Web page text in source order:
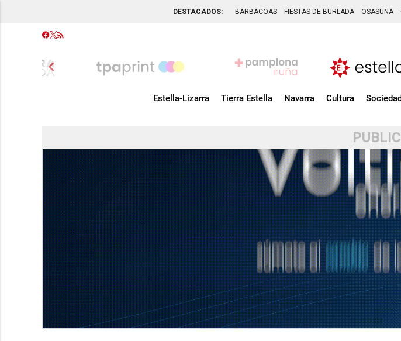
DESTACADOS: BARBACOAS FIESTAS DE BURLADA OSASUNA
chevron_left
Estella-Lizarra Tierra Estella Navarra Cultura